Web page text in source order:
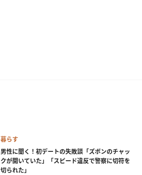
暮らす
男性に聞く！初デートの失敗談「ズボンのチャッ
クが開いていた」「スピード違反で警察に切符を
切られた」